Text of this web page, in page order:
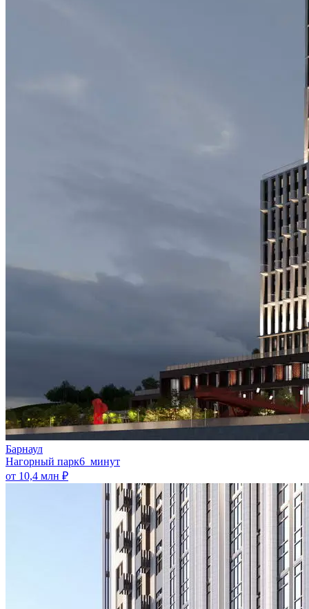
Барнаул
Нагорный парк6 минут
от 10,4 млн ₽